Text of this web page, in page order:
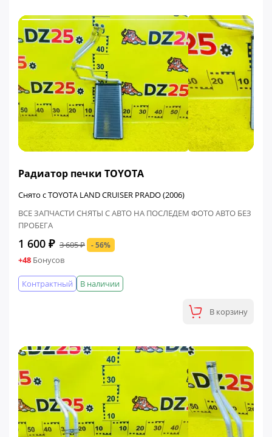
Радиатор печки TOYOTA
Снято с TOYOTA LAND CRUISER PRADO (2006)
ВСЕ ЗАПЧАСТИ СНЯТЫ С АВТО НА ПОСЛЕДЕМ ФОТО АВТО БЕЗ
ПРОБЕГА
1 600 ₽ 3 605 ₽ - 56%
+48 Бонусов
В наличии
Контрактный
В корзину